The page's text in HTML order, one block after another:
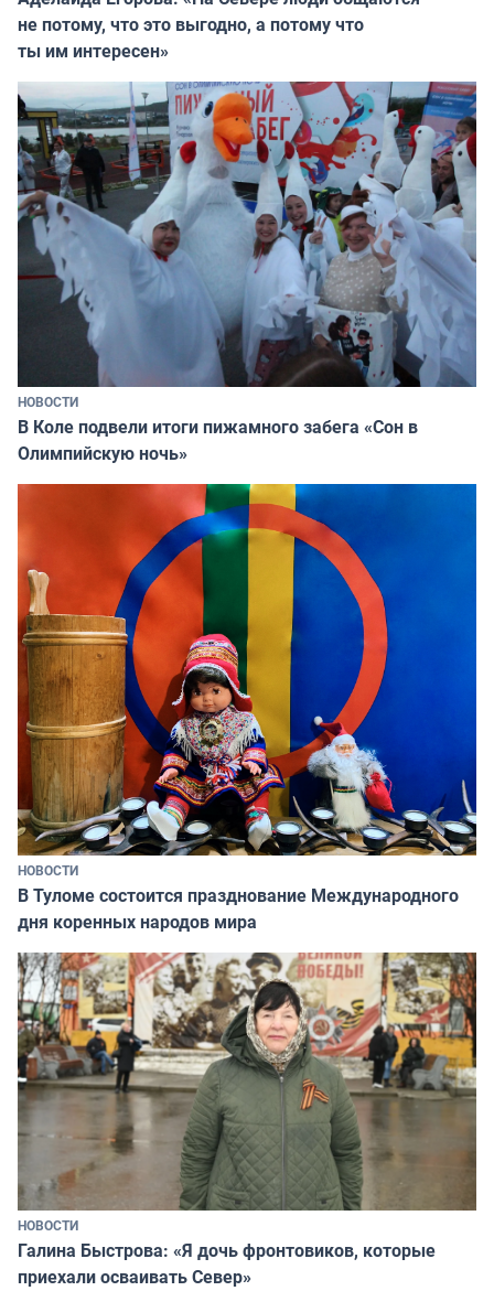
не потому, что это выгодно, а потому что
ты им интересен»
НОВОСТИ
В Коле подвели итоги пижамного забега «Сон в
Олимпийскую ночь»
НОВОСТИ
В Туломе состоится празднование Международного
дня коренных народов мира
НОВОСТИ
Галина Быстрова: «Я дочь фронтовиков, которые
приехали осваивать Север»